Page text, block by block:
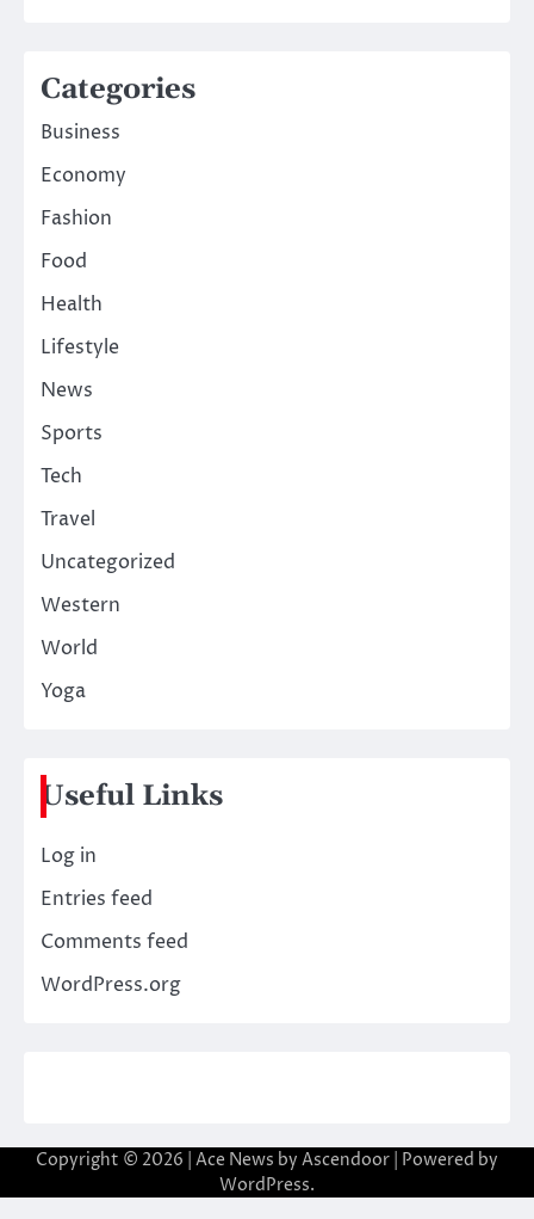
Categories
Business
Economy
Fashion
Food
Health
Lifestyle
News
Sports
Tech
Travel
Uncategorized
Western
World
Yoga
Useful Links
Log in
Entries feed
Comments feed
WordPress.org
Copyright © 2026 | Ace News by Ascendoor | Powered by
WordPress.